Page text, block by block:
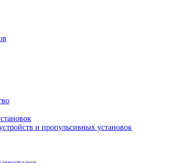
и пропульсивных установок